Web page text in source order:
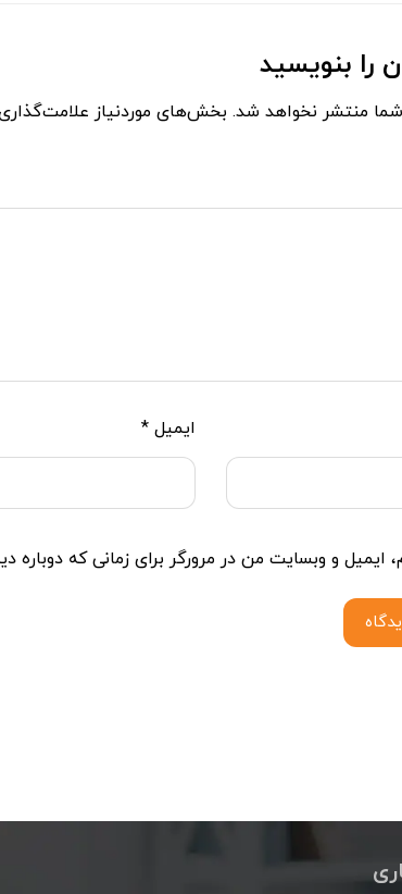
را بنویسید
منتشر نخواهد شد. بخش‌های موردنیاز
ایمیل*
ایمیل و وبسایت من در مرورگر برای زمانی که